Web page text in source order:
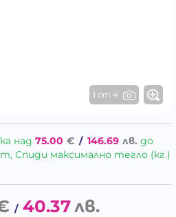
1 от 4
над 75.00 € / 146.69 лв. до
Спиди максимално тегло (кг.)
/ 40.37лв.